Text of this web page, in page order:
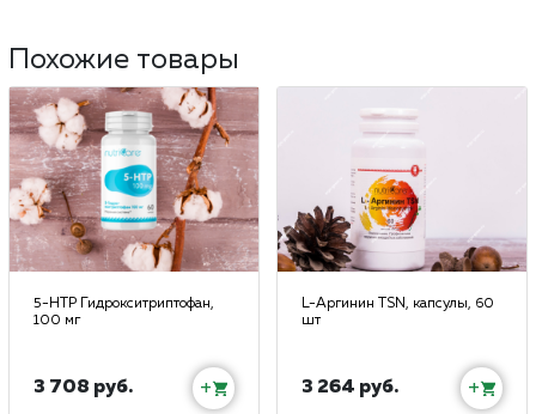
Похожие товары
5-HTP Гидрокситриптофан,
100 мг
3 708 руб. +
L-Аргинин TSN, капсулы, 60
шт
3 264 руб. +